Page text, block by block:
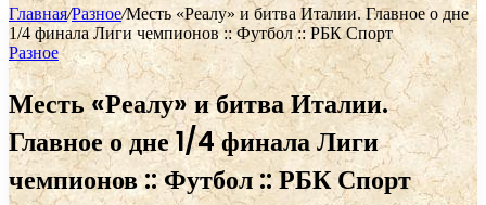
Главная/Разное/Месть «Реалу» и битва Италии. Главное о дне
1/4 финала Лиги чемпионов :: Футбол :: РБК Спорт
Разное
Месть «Реалу» и битва Италии.
Главное о дне 1/4 финала Лиги
чемпионов :: Футбол :: РБК Спорт